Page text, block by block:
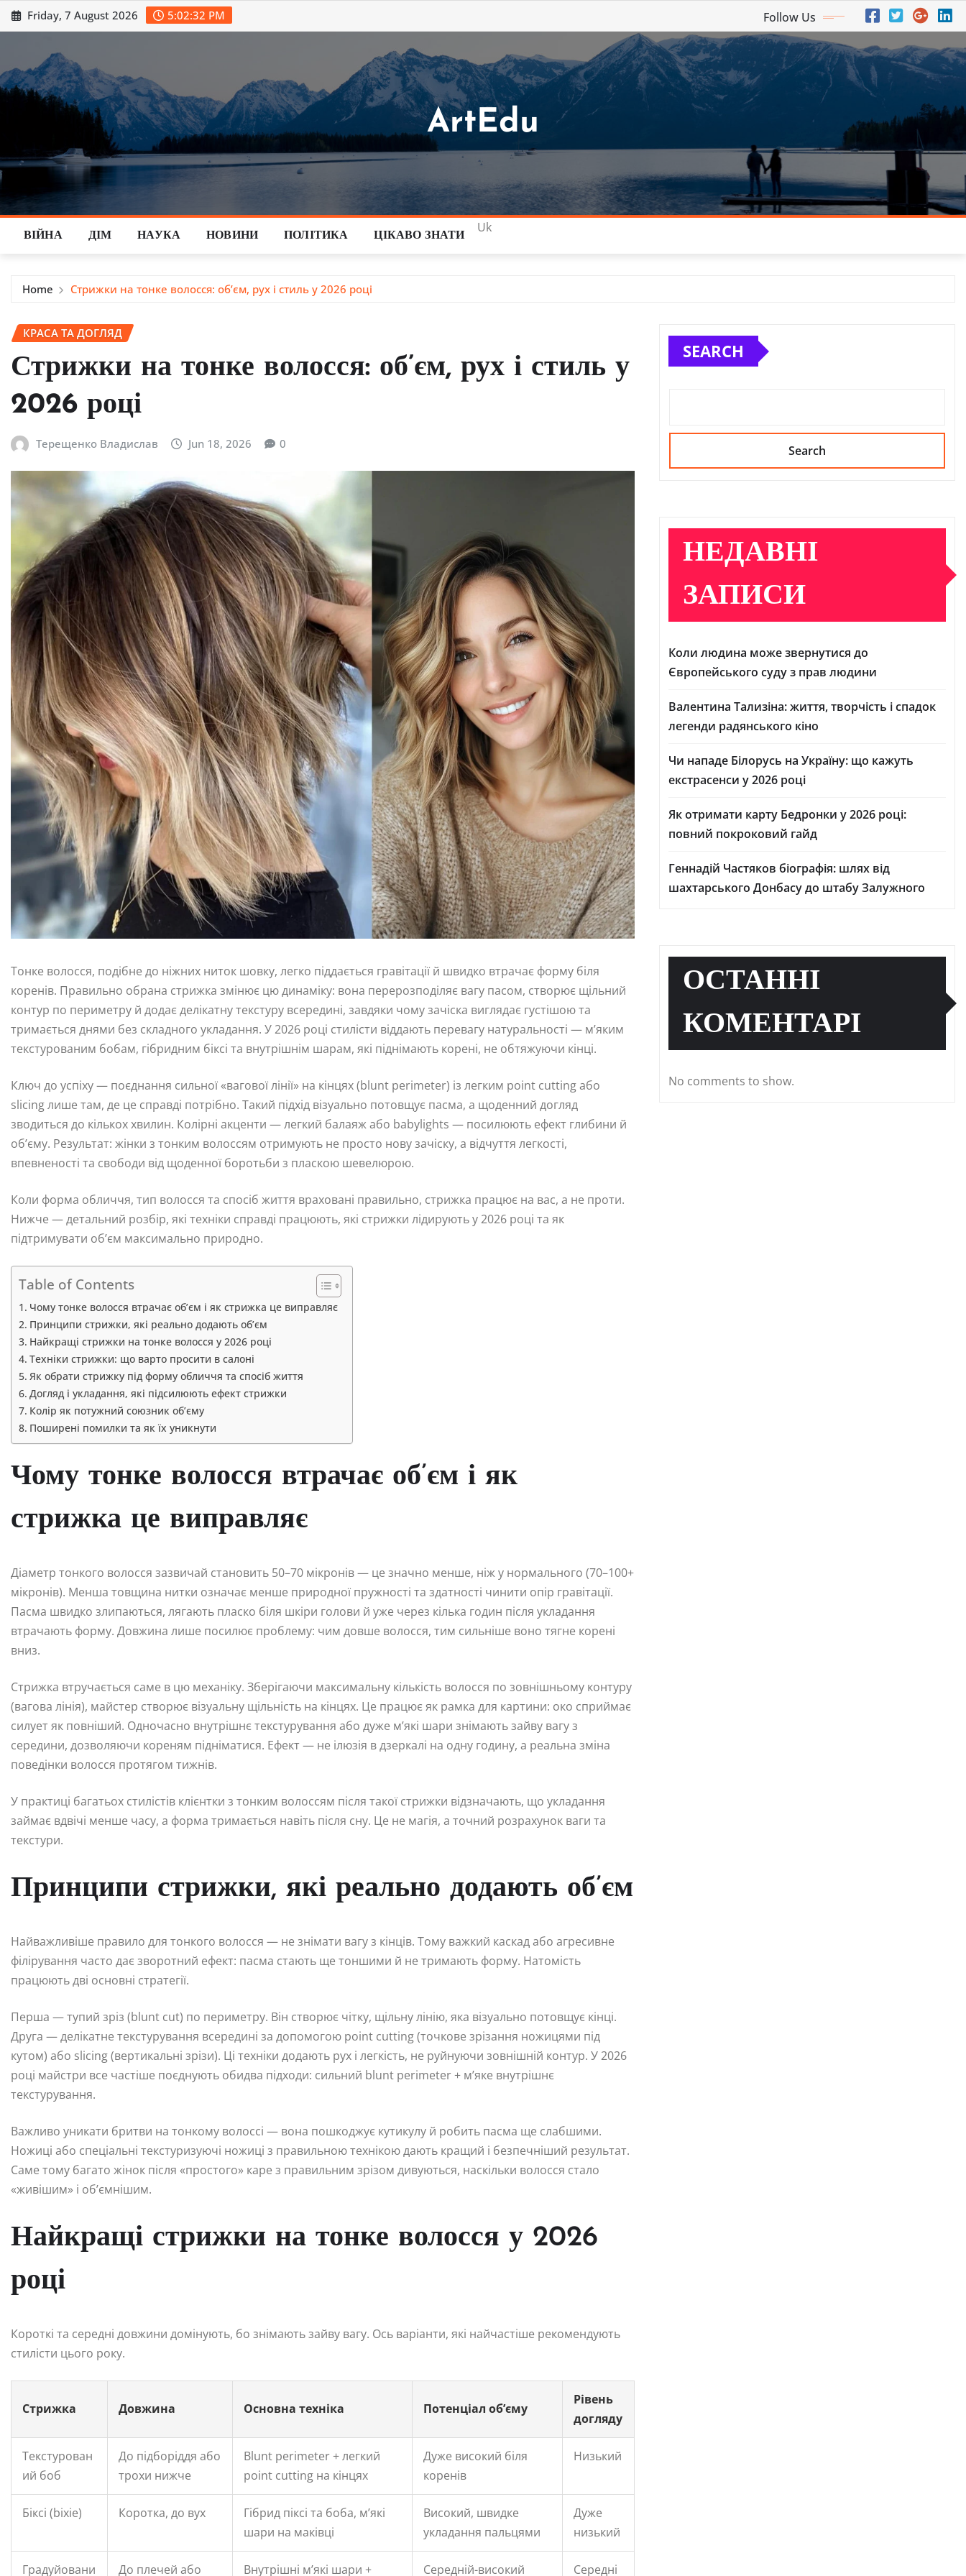
Skip
to
Friday, 7 August 2026 5:02:33 PM Follow Us
ArtEdu
ВІЙНА ДІМ НАУКА НОВИНИ ПОЛІТИКА ЦІКАВО ЗНАТИ
Uk
Home Стрижки на тонке волосся: об’єм, рух і стиль у 2026 році
КРАСА ТА ДОГЛЯД
Стрижки на тонке волосся: об’єм, рух і стиль у
2026 році
Терещенко Владислав Jun 18, 2026 0
Тонке волосся, подібне до ніжних ниток шовку, легко піддається гравітації й швидко втрачає форму біля
коренів. Правильно обрана стрижка змінює цю динаміку: вона перерозподіляє вагу пасом, створює щільний
контур по периметру й додає делікатну текстуру всередині, завдяки чому зачіска виглядає густішою та
тримається днями без складного укладання. У 2026 році стилісти віддають перевагу натуральності — м’яким
текстурованим бобам, гібридним біксі та внутрішнім шарам, які піднімають корені, не обтяжуючи кінці.
Ключ до успіху — поєднання сильної «вагової лінії» на кінцях (blunt perimeter) із легким point cutting або
slicing лише там, де це справді потрібно. Такий підхід візуально потовщує пасма, а щоденний догляд
зводиться до кількох хвилин. Колірні акценти — легкий балаяж або babylights — посилюють ефект глибини й
об’єму. Результат: жінки з тонким волоссям отримують не просто нову зачіску, а відчуття легкості,
впевненості та свободи від щоденної боротьби з пласкою шевелюрою.
Коли форма обличчя, тип волосся та спосіб життя враховані правильно, стрижка працює на вас, а не проти.
Нижче — детальний розбір, які техніки справді працюють, які стрижки лідирують у 2026 році та як
підтримувати об’єм максимально природно.
Table of Contents
Чому тонке волосся втрачає об’єм і як стрижка це виправляє
Принципи стрижки, які реально додають об’єм
Найкращі стрижки на тонке волосся у 2026 році
Техніки стрижки: що варто просити в салоні
Як обрати стрижку під форму обличчя та спосіб життя
Догляд і укладання, які підсилюють ефект стрижки
Колір як потужний союзник об’єму
Поширені помилки та як їх уникнути
Чому тонке волосся втрачає об’єм і як
стрижка це виправляє
Діаметр тонкого волосся зазвичай становить 50–70 мікронів — це значно менше, ніж у нормального (70–100+
мікронів). Менша товщина нитки означає менше природної пружності та здатності чинити опір гравітації.
Пасма швидко злипаються, лягають пласко біля шкіри голови й уже через кілька годин після укладання
втрачають форму. Довжина лише посилює проблему: чим довше волосся, тим сильніше воно тягне корені
вниз.
Стрижка втручається саме в цю механіку. Зберігаючи максимальну кількість волосся по зовнішньому контуру
(вагова лінія), майстер створює візуальну щільність на кінцях. Це працює як рамка для картини: око сприймає
силует як повніший. Одночасно внутрішнє текстурування або дуже м’які шари знімають зайву вагу з
середини, дозволяючи кореням підніматися. Ефект — не ілюзія в дзеркалі на одну годину, а реальна зміна
поведінки волосся протягом тижнів.
У практиці багатьох стилістів клієнтки з тонким волоссям після такої стрижки відзначають, що укладання
займає вдвічі менше часу, а форма тримається навіть після сну. Це не магія, а точний розрахунок ваги та
текстури.
Принципи стрижки, які реально додають об’єм
Найважливіше правило для тонкого волосся — не знімати вагу з кінців. Тому важкий каскад або агресивне
філірування часто дає зворотний ефект: пасма стають ще тоншими й не тримають форму. Натомість
працюють дві основні стратегії.
Перша — тупий зріз (blunt cut) по периметру. Він створює чітку, щільну лінію, яка візуально потовщує кінці.
Друга — делікатне текстурування всередині за допомогою point cutting (точкове зрізання ножицями під
кутом) або slicing (вертикальні зрізи). Ці техніки додають рух і легкість, не руйнуючи зовнішній контур. У 2026
році майстри все частіше поєднують обидва підходи: сильний blunt perimeter + м’яке внутрішнє
текстурування.
Важливо уникати бритви на тонкому волоссі — вона пошкоджує кутикулу й робить пасма ще слабшими.
Ножиці або спеціальні текстуризуючі ножиці з правильною технікою дають кращий і безпечніший результат.
Саме тому багато жінок після «простого» каре з правильним зрізом дивуються, наскільки волосся стало
«живішим» і об’ємнішим.
Найкращі стрижки на тонке волосся у 2026
році
Короткі та середні довжини домінують, бо знімають зайву вагу. Ось варіанти, які найчастіше рекомендують
стилісти цього року.
Стрижка Довжина Основна техніка Потенціал об’єму
Рівень
догляду
Текстурован
ий боб
До підборіддя або
трохи нижче
Blunt perimeter + легкий
point cutting на кінцях
Дуже високий біля
коренів
Низький
Біксі (bixie) Коротка, до вух
Гібрид піксі та боба, м’які
шари на маківці
Високий, швидке
укладання пальцями
Дуже
низький
Градуйовани До плечей або Внутрішні м’які шари + Середній-високий Середні
SEARCH
Search
НЕДАВНІ
ЗАПИСИ
Коли людина може звернутися до
Європейського суду з прав людини
Валентина Тализіна: життя, творчість і спадок
легенди радянського кіно
Чи нападе Білорусь на Україну: що кажуть
екстрасенси у 2026 році
Як отримати карту Бедронки у 2026 році:
повний покроковий гайд
Геннадій Частяков біографія: шлях від
шахтарського Донбасу до штабу Залужного
ОСТАННІ
КОМЕНТАРІ
No comments to show.